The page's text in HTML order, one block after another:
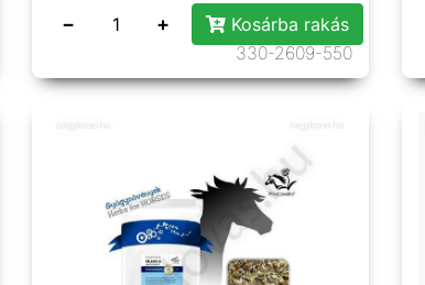
− +
Kosárba rakás
330-2609-550